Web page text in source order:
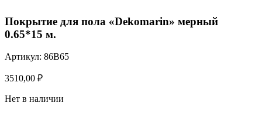
Покрытие для пола «Dekomarin» мерный
0.65*15 м.
Артикул: 86B65
3510,00 ₽
Нет в наличии